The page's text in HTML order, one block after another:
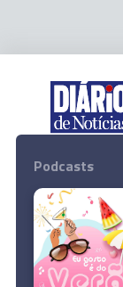
Céu
Podcasts